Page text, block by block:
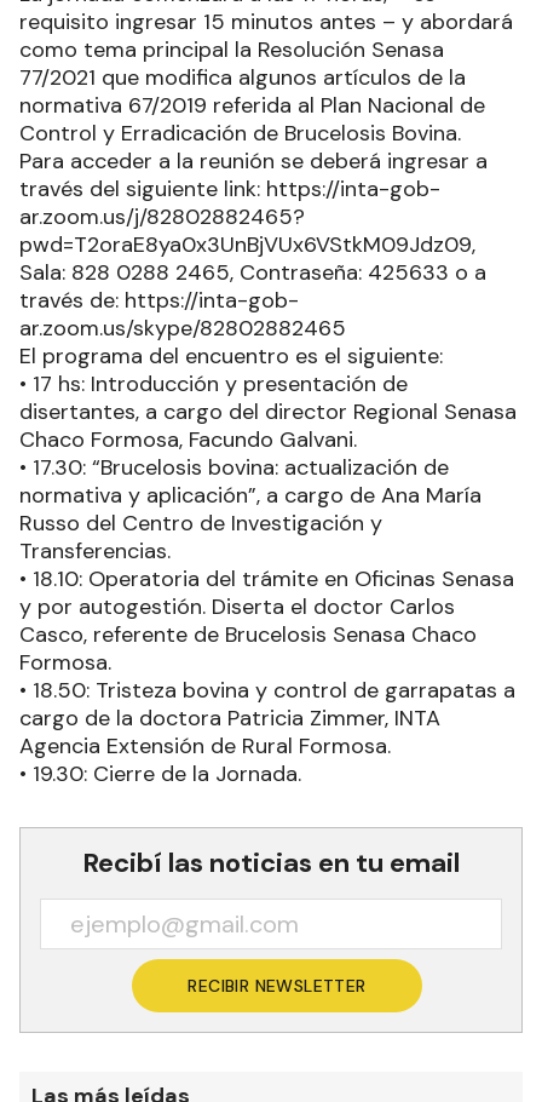
requisito ingresar 15 minutos antes – y abordará
como tema principal la Resolución Senasa
77/2021 que modifica algunos artículos de la
normativa 67/2019 referida al Plan Nacional de
Control y Erradicación de Brucelosis Bovina.
Para acceder a la reunión se deberá ingresar a
través del siguiente link: https://inta-gob-
ar.zoom.us/j/82802882465?
pwd=T2oraE8ya0x3UnBjVUx6VStkM09Jdz09,
Sala: 828 0288 2465, Contraseña: 425633 o a
través de: https://inta-gob-
ar.zoom.us/skype/82802882465
El programa del encuentro es el siguiente:
• 17 hs: Introducción y presentación de
disertantes, a cargo del director Regional Senasa
Chaco Formosa, Facundo Galvani.
• 17.30: “Brucelosis bovina: actualización de
normativa y aplicación”, a cargo de Ana María
Russo del Centro de Investigación y
Transferencias.
• 18.10: Operatoria del trámite en Oficinas Senasa
y por autogestión. Diserta el doctor Carlos
Casco, referente de Brucelosis Senasa Chaco
Formosa.
• 18.50: Tristeza bovina y control de garrapatas a
cargo de la doctora Patricia Zimmer, INTA
Agencia Extensión de Rural Formosa.
• 19.30: Cierre de la Jornada.
Recibí las noticias en tu email
RECIBIR NEWSLETTER